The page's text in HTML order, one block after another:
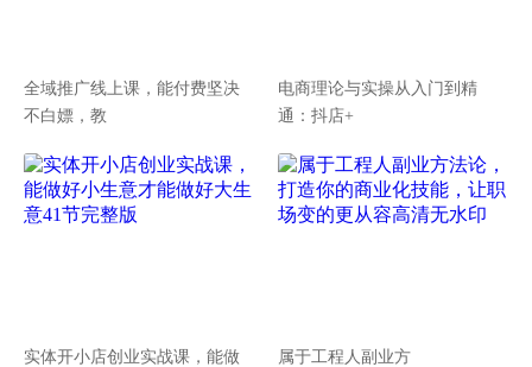
全域推广线上课，能付费坚决
不白嫖，教
电商理论与实操从入门到精
通：抖店+
实体开小店创业实战课，能做
属于工程人副业方